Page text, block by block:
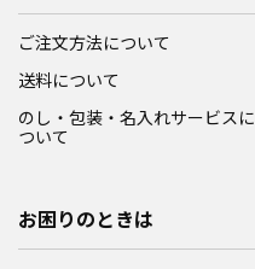
ご注文方法について
送料について
のし・包装・名入れサービスに
ついて
お困りのときは